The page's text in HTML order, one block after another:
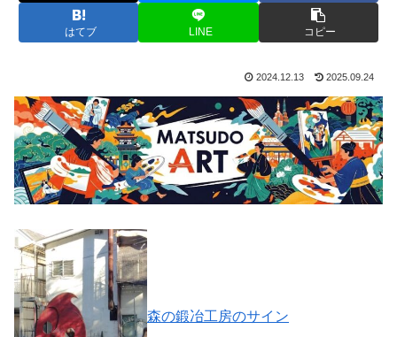
はてブ LINE コピー
2024.12.13 2025.09.24
森の鍛冶工房のサイン